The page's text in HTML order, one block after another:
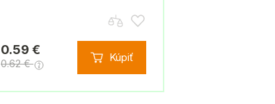
0.59 €
0.62 € Kúpiť